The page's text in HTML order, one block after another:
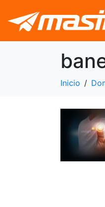
Inicio